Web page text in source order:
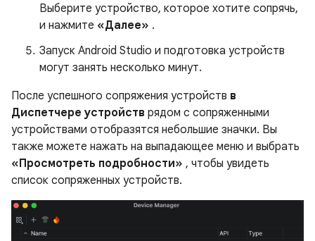
Выберите устройство, которое хотите сопрячь,
и нажмите «Далее» .
Запуск Android Studio и подготовка устройств
могут занять несколько минут.
После успешного сопряжения устройств в
Диспетчере устройств рядом с сопряженными
устройствами отобразятся небольшие значки. Вы
также можете нажать на выпадающее меню и выбрать
«Просмотреть подробности» , чтобы увидеть
список сопряженных устройств.